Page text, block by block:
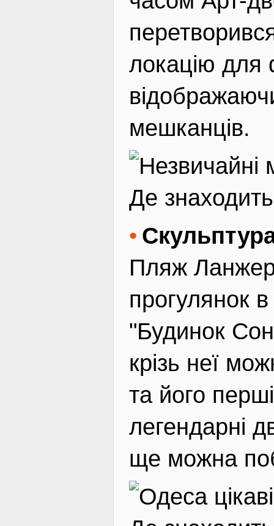
локацію для
мешканців.
Де
Пляж
прогулянок
"Будинок
крізь неї
та його
легендарні
ще можна